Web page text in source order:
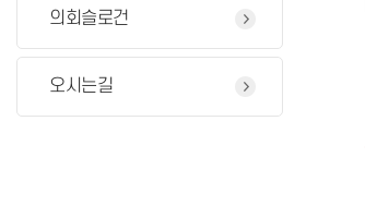
의회슬로건
오시는길